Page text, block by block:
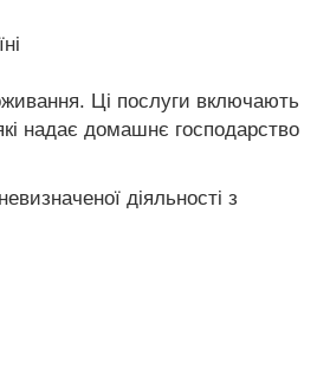
Ці послуги включають
надає домашнє господарство
діяльності з